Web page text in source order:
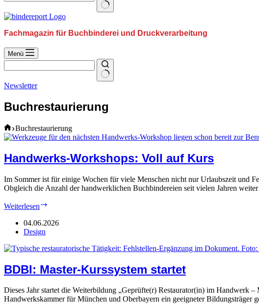
Fachmagazin für Buchbinderei und Druckverarbeitung
Menü
Newsletter
Buchrestaurierung
Home
Buchrestaurierung
Handwerks-Workshops: Voll auf Kurs
Im Sommer ist für einige Wochen für viele Menschen nicht nur Urlaubszeit und
Obgleich die Anzahl der handwerklichen Buchbindereien seit vielen Jahren
Weiterlesen
Voll
04.06.2026
Design
BDBI: Master-Kurssystem startet
Dieses Jahr startet die Weiterbildung „Geprüfte(r) Restaurator(in) im Handwerk
Handwerkskammer für München und Oberbayern ein geeigneter Bildungsträger